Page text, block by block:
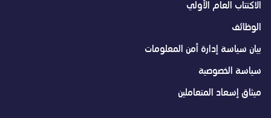
الاكتتاب العام الأولي
الوظائف
بيان سياسة إدارة أمن المعلومات
سياسة الخصوصية
ميثاق إسعاد المتعاملين